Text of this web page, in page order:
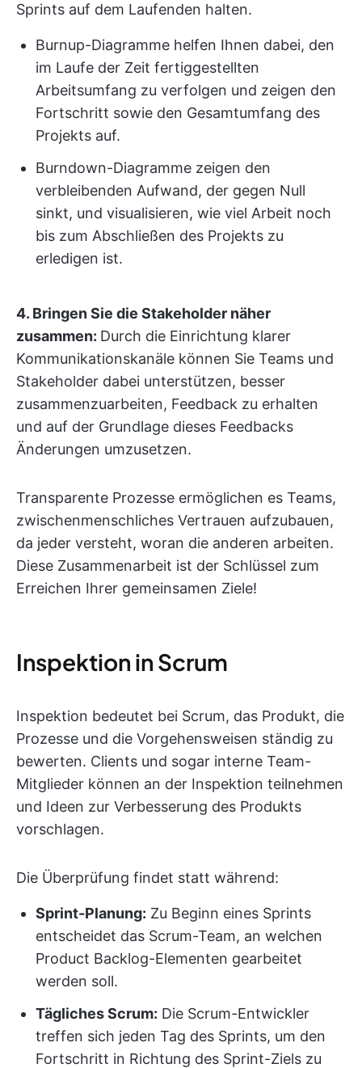
Sprints auf dem Laufenden halten.
Burnup-Diagramme helfen Ihnen dabei, den
im Laufe der Zeit fertiggestellten
Arbeitsumfang zu verfolgen und zeigen den
Fortschritt sowie den Gesamtumfang des
Projekts auf.
Burndown-Diagramme zeigen den
verbleibenden Aufwand, der gegen Null
sinkt, und visualisieren, wie viel Arbeit noch
bis zum Abschließen des Projekts zu
erledigen ist.
4. Bringen Sie die Stakeholder näher
zusammen: Durch die Einrichtung klarer
Kommunikationskanäle können Sie Teams und
Stakeholder dabei unterstützen, besser
zusammenzuarbeiten, Feedback zu erhalten
und auf der Grundlage dieses Feedbacks
Änderungen umzusetzen.
Transparente Prozesse ermöglichen es Teams,
zwischenmenschliches Vertrauen aufzubauen,
da jeder versteht, woran die anderen arbeiten.
Diese Zusammenarbeit ist der Schlüssel zum
Erreichen Ihrer gemeinsamen Ziele!
Inspektion in Scrum
Inspektion bedeutet bei Scrum, das Produkt, die
Prozesse und die Vorgehensweisen ständig zu
bewerten. Clients und sogar interne Team-
Mitglieder können an der Inspektion teilnehmen
und Ideen zur Verbesserung des Produkts
vorschlagen.
Die Überprüfung findet statt während:
Sprint-Planung: Zu Beginn eines Sprints
entscheidet das Scrum-Team, an welchen
Product Backlog-Elementen gearbeitet
werden soll.
Tägliches Scrum: Die Scrum-Entwickler
treffen sich jeden Tag des Sprints, um den
Fortschritt in Richtung des Sprint-Ziels zu